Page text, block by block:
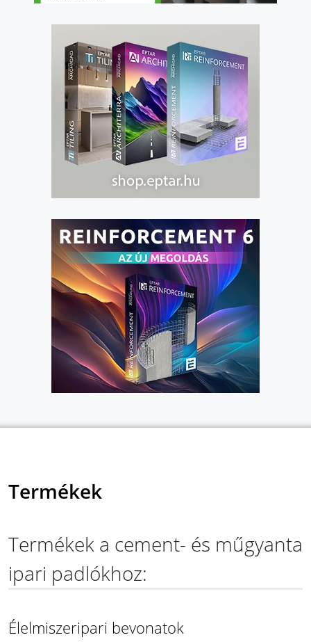
Termékek
Termékek a cement- és műgyanta
ipari padlókhoz:
Élelmiszeripari bevonatok